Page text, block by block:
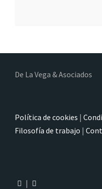
De La Vega & Asociados
Política de cookies |
Filosofía de trabajo |
|